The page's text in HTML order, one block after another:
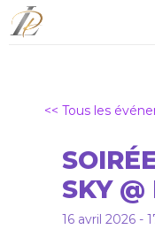
<< Tous les
SKY @
16 avril 2026 -